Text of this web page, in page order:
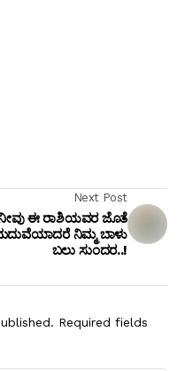
Next Post
ಈ ರಾಶಿಯವರ ಜೊತೆ
ನಿಮ್ಮ ಬಾಳು
ಬಲು ಸುಂದರ..!
Required fields